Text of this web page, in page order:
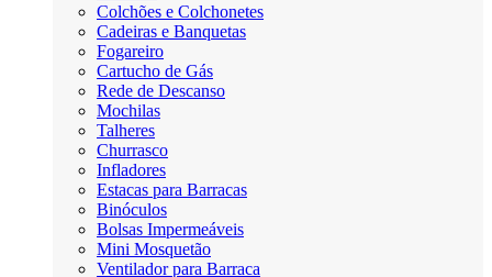
Colchões e Colchonetes
Cadeiras e Banquetas
Fogareiro
Cartucho de Gás
Rede de Descanso
Mochilas
Talheres
Churrasco
Infladores
Estacas para Barracas
Binóculos
Bolsas Impermeáveis
Mini Mosquetão
Ventilador para Barraca